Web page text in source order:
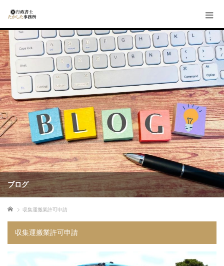
ブログ
ホーム 収集運搬業許可申請
収集運搬業許可申請